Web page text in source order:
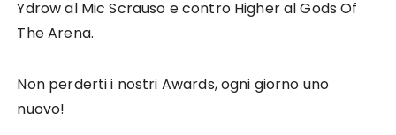
Ydrow al Mic Scrauso e contro Higher al Gods Of
The Arena.
Non perderti i nostri Awards, ogni giorno uno
nuovo!